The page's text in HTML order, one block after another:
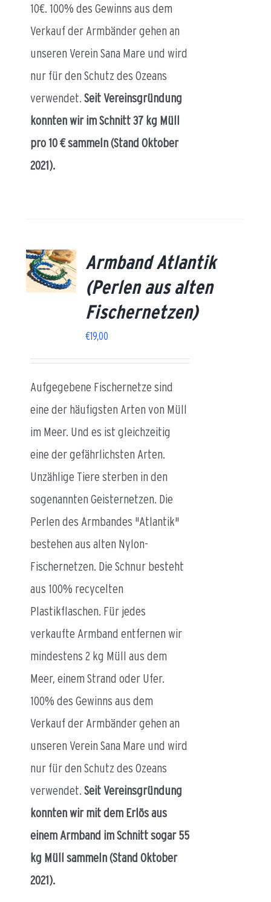
10€. 100% des Gewinns aus dem
Verkauf der Armbänder gehen an
unseren Verein Sana Mare und wird
nur für den Schutz des Ozeans
verwendet.Seit Vereinsgründung
konnten wir im Schnitt 37 kg Müll
pro 10 € sammeln (Stand Oktober
2021).
Armband Atlantik
(Perlen aus alten
Fischernetzen)
€19,00
Aufgegebene Fischernetze sind
eine der häufigsten Arten von Müll
im Meer. Und es ist gleichzeitig
eine der gefährlichsten Arten.
Unzählige Tiere sterben in den
sogenannten Geisternetzen. Die
Perlen des Armbandes "Atlantik"
bestehen aus alten Nylon-
Fischernetzen. Die Schnur besteht
aus 100% recycelten
Plastikflaschen. Für jedes
verkaufte Armband entfernen wir
mindestens 2 kg Müll aus dem
Meer, einem Strand oder Ufer.
100% des Gewinns aus dem
Verkauf der Armbänder gehen an
unseren Verein Sana Mare und wird
nur für den Schutz des Ozeans
verwendet.Seit Vereinsgründung
konnten wir mit dem Erlös aus
einem Armband im Schnitt sogar 55
kg Müll sammeln (Stand Oktober
2021).